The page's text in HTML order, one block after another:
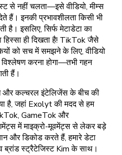
से नहीं चलता—इसे वीडियो, मीम्स
इनकी प्रभावशीलता किसी भी
है। इसलिए, सिर्फ मेटाडेटा का
ही दिखता है! TikTok जैसे
को सच में समझने के लिए, वीडियो
करना होगा—तभी गहन
हैं।
और कल्चरल इंटेलिजेंस के बीच की
है, जहां Exolyt की मदद से हम
GameTok और
में माइक्रो-मूवमेंट्स से लेकर बड़े
और डिकोड करते हैं, हमारे डेटा
स्ट्रैटेजिस्ट Kim के साथ।